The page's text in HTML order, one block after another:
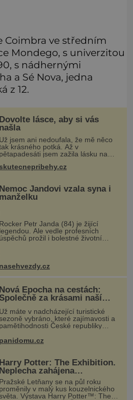
Coimbra ve středním
Mondego, s univerzitou
s nádhernými
a Sé Nova, jedna
z 12.
Dovolte lásce, aby si vás
Už jsem ani nedoufala, že mě něco
krásného potká. Až v
pětapadesáti jsem zažila lásku na
když mi bylo dvacet. Oba
Nemoc Jandovi vzala syna i
Petr Janda (84) je žijící
legendou. Ale vedle profesních
prožil i bolestné životní
Zpěvák Petr Janda (84),
Epocha na cestách:
za krásami naší
máte v nadcházející turistické
vybráno, které zajímavosti a
České republiky
V prodeji je právě nové
Epochy na cestách, které vám
při rozhodování určitě pomůž
Harry Potter: The Exhibition.
Neplecha zahájena…
Pražské Letňany se na půl roku
proměnily v malý kus kouzelnického
Výstava Harry Potter™: The